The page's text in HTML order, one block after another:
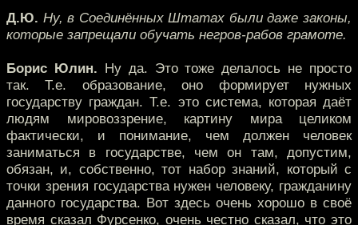
Д.Ю. Ну, в Соединённых Штатах были даже законы,
которые запрещали обучать негров-рабов грамоте.
Борис Юлин. Ну да. Это тоже делалось не просто
так. Т.е. образование, оно формирует нужных
государству граждан. Т.е. это система, которая даёт
людям мировоззрение, картину мира целиком
фактически, и понимание, чем должен человек
заниматься в государстве, чем он там, допустим,
обязан, и, собственно, тот набор знаний, который с
точки зрения государства нужен человеку, гражданину
данного государства. Вот здесь очень хорошо в своё
время сказал Фурсенко, очень честно сказал, что это